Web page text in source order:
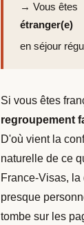
→ Vous êtes
étranger(e)
en séjour
Si vous êtes
regroupement
D'où vient la
naturelle de ce
France-Visas,
presque
tombe sur les